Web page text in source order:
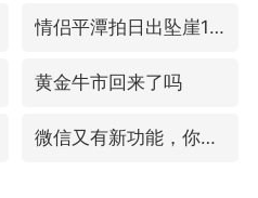
情侣平潭拍日出坠崖1死1伤
黄金牛市回来了吗
微信又有新功能，你可以“撤回”你的撤回了！